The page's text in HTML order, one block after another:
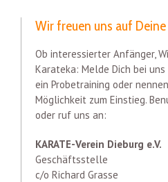
Wir freuen uns auf
Ob interessierter Anfänger,
Karateka: Melde Dich bei
ein Probetraining oder
Möglichkeit zum Einstieg.
oder ruf uns an:
KARATE-Verein Dieburg e.V.
Geschäftsstelle
c/o Richard Grasse